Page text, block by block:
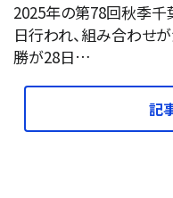
2025年の第78回秋季
日行われ、組み合わせ
勝が28日…
記